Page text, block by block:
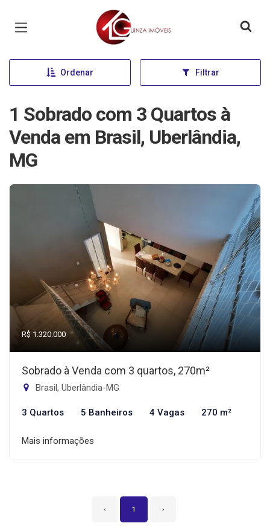
Página inicial
Ordenar Filtrar
1 Sobrado com 3 Quartos à
Venda em Brasil, Uberlândia,
MG
R$ 1.320.000
Sobrado à Venda com 3 quartos, 270m²
Brasil, Uberlândia-MG
3 Quartos 5 Banheiros 4 Vagas 270 m²
Mais informações
‹ 1 ›